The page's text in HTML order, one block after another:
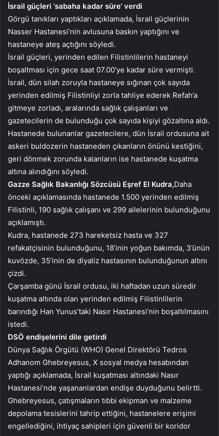
İsrail güçleri ‘sabaha kadar süre’ verdi
Görgü tanıkları yaptıkları açıklamada, İsrail güçlerinin
Nasser Hastanesi’nin avlusuna baskın yaptığını ve
hastaneye ateş açtığını söyledi.
İsrail güçleri, yerinden edilen Filistinlilerin hastaneyi
boşaltması için gece saat 07.00’ye kadar süre vermişti.
İsrail, dün silah zoruyla hastaneye sığınan çok sayıda
yerinden edilmiş Filistinliyi zorla tahliye ederek Refah’a
gitmeye zorladı, aralarında sağlık çalışanları ve
gazetecilerin de bulunduğu çok sayıda kişiyi gözaltına aldı.
Hastanede bulunanlar gazetecilere, dün İsrail ordusuna ait
askeri buldozerin hastaneden çıkanların önünü kestiğini,
geri dönmek zorunda kalanların ise hastanede kuşatma
altına alındığını söyledi.
Gazze Sağlık Bakanlığı Sözcüsü Eşref El Kudra,Daha
önceki açıklamasında hastanede 1.500 yerinden edilmiş
Filistinli, 190 sağlık çalışanı ve 299 ailelerinin bulunduğunu
açıklamıştı.
Kudra, hastanede 273 hareketsiz hasta ve 327
refakatçisinin bulunduğunu, 18’inin yoğun bakımda, 3’ünün
kuvözde, 35’inin de diyaliz hastasının bulunduğunun altını
çizdi.
Çarşamba günü İsrail ordusu, iki haftadan uzun süredir
kuşatma altında olan yerinden edilmiş Filistinlilerin
barındığı Han Yunus’taki Nasır Hastanesi’nin boşaltılmasını
istedi.
DSÖ endişelerini dile getirdi
Dünya Sağlık Örgütü (WHO) Genel Direktörü Tedros
Adhanom Ghebreyesus, X sosyal medya hesabından
yaptığı açıklamada, İsrail kuşatması altındaki Nasır
Hastanesi’nde yaşananlardan endişe duyduğunu belirtti.
Ghebreyesus, çatışmaların tıbbi ekipman ve malzeme
depolama tesislerini tahrip ettiğini, hastanelere erişimi
engellediğini, ihtiyaç sahipleri için güvenli bir koridor